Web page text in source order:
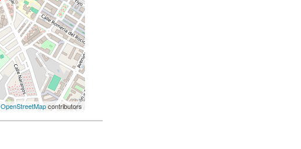
OpenStreetMapcontributors